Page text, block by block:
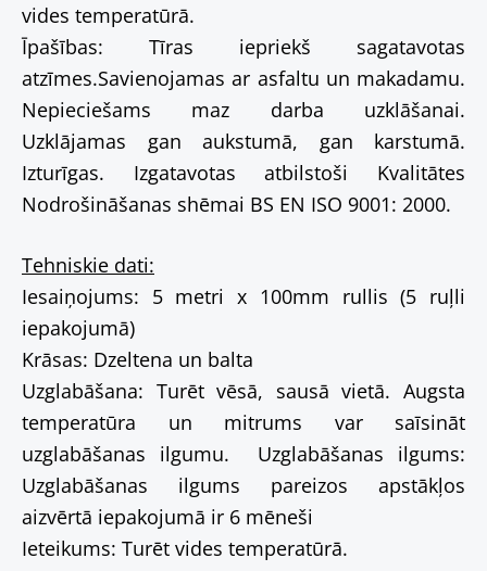
vides temperatūrā.
Īpašības: Tīras iepriekš sagatavotas
atzīmes.Savienojamas ar asfaltu un makadamu.
Nepieciešams maz darba uzklāšanai.
Uzklājamas gan aukstumā, gan karstumā.
Izturīgas. Izgatavotas atbilstoši Kvalitātes
Nodrošināšanas shēmai BS EN ISO 9001: 2000.
Tehniskie dati:
Iesaiņojums: 5 metri x 100mm rullis (5 ruļli
iepakojumā)
Krāsas: Dzeltena un balta
Uzglabāšana: Turēt vēsā, sausā vietā. Augsta
temperatūra un mitrums var saīsināt
uzglabāšanas ilgumu. Uzglabāšanas ilgums:
Uzglabāšanas ilgums pareizos apstākļos
aizvērtā iepakojumā ir 6 mēneši
Ieteikums: Turēt vides temperatūrā.